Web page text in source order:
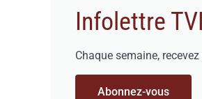
Infolettre
Chaque semaine,
Abonnez-vous